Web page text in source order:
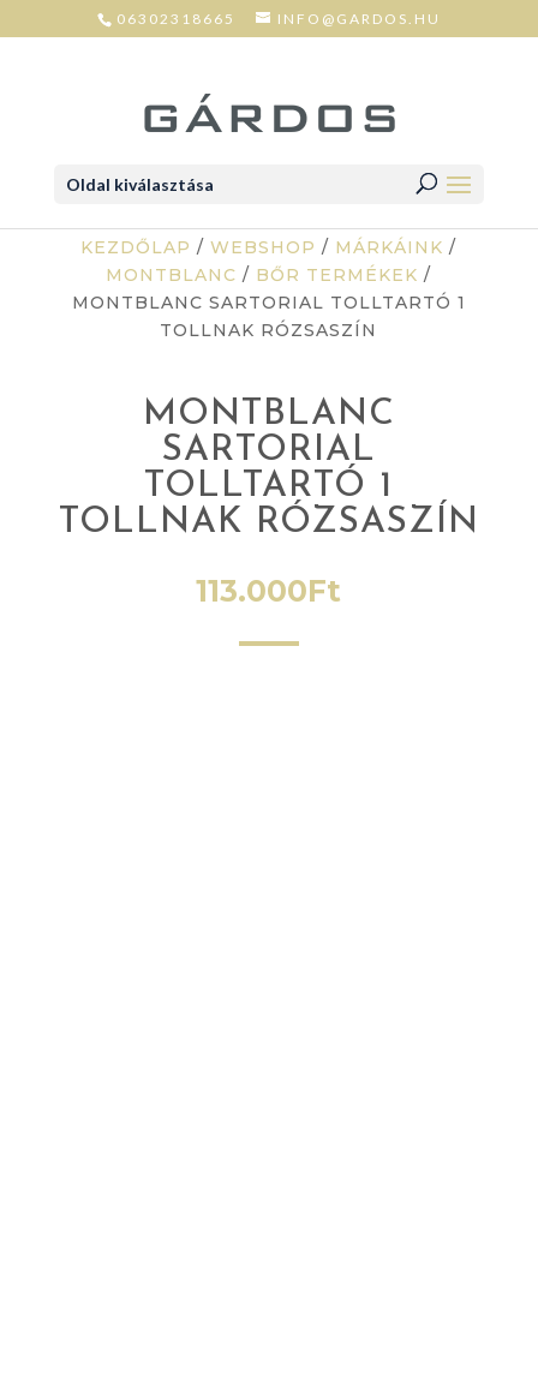
06302318665 INFO@GARDOS.HU
Oldal kiválasztása
KEZDŐLAP /WEBSHOP / MÁRKÁINK /
MONTBLANC / BŐR TERMÉKEK /
MONTBLANC SARTORIAL TOLLTARTÓ 1
TOLLNAK RÓZSASZÍN
MONTBLANC
SARTORIAL
TOLLTARTÓ 1
TOLLNAK RÓZSASZÍN
113.000Ft